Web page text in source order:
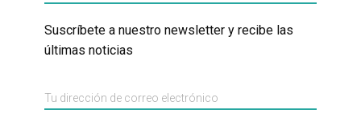
Suscríbete a nuestro newsletter y recibe las
últimas noticias